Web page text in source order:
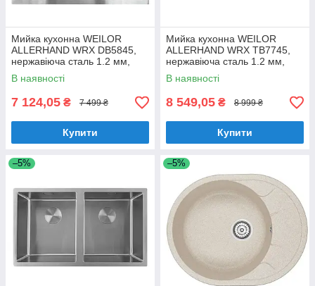
Мийка кухонна WEILOR
ALLERHAND WRX DB5845,
нержавіюча сталь 1.2 мм,
півторачашева, врізна / під
стільницю
В наявності
7 124,05 ₴ 7 499 ₴
Купити
Мийка кухонна WEILOR
ALLERHAND WRX TB7745,
нержавіюча сталь 1.2 мм,
двочашева, врізна / під
стільницю
В наявності
8 549,05 ₴ 8 999 ₴
Купити
–5% –5%